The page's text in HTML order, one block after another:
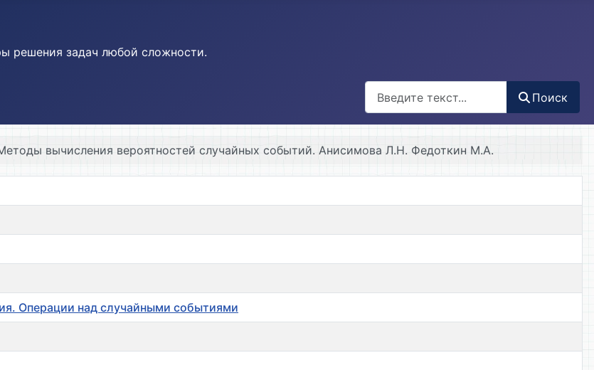
решения задач любой сложности.
Поиск
вычисления вероятностей случайных событий. Анисимова Л.Н. Федоткин М.А.
Операции над случайными событиями